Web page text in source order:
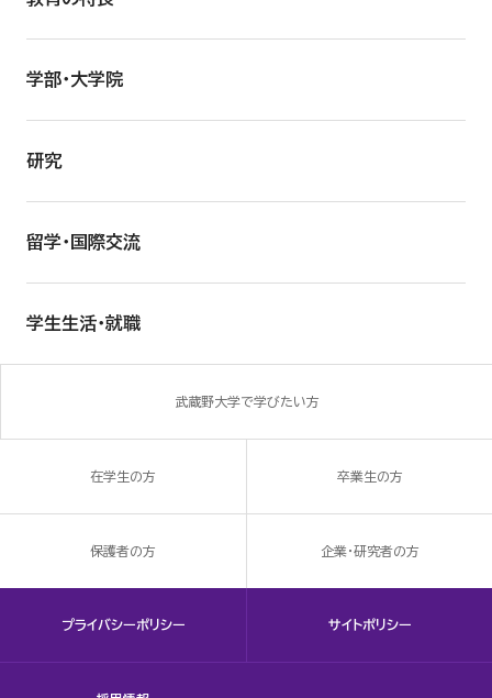
学部・大学院
研究
留学・国際交流
学生生活・就職
武蔵野大学で学びたい方
在学生の方 卒業生の方
保護者の方 企業・研究者の方
プライバシーポリシー サイトポリシー